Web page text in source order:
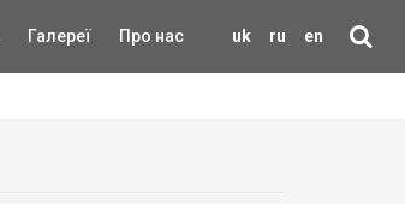
uk ru en
Галереї Про нас